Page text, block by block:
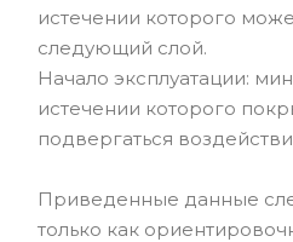
истечении которого
следующий слой.
Начало эксплуатации:
истечении которого
подвергаться
Приведенные данные
только как